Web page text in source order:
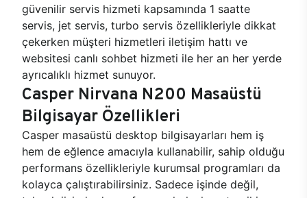
güvenilir servis hizmeti kapsamında 1 saatte
servis, jet servis, turbo servis özellikleriyle dikkat
çekerken müşteri hizmetleri iletişim hattı ve
websitesi canlı sohbet hizmeti ile her an her yerde
ayrıcalıklı hizmet sunuyor.
Casper Nirvana N200 Masaüstü
Bilgisayar Özellikleri
Casper masaüstü desktop bilgisayarları hem iş
hem de eğlence amacıyla kullanabilir, sahip olduğu
performans özellikleriyle kurumsal programları da
kolayca çalıştırabilirsiniz. Sadece işinde değil,